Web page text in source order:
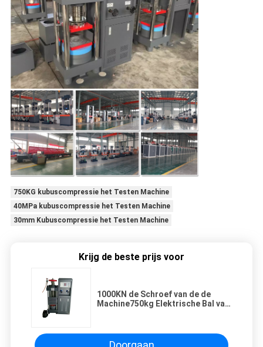
750KG kubuscompressie het Testen Machine
40MPa kubuscompressie het Testen Machine
30mm Kubuscompressie het Testen Machine
Krijg de beste prijs voor
1000KN de Schroef van de de
Machine750kg Elektrische Bal van